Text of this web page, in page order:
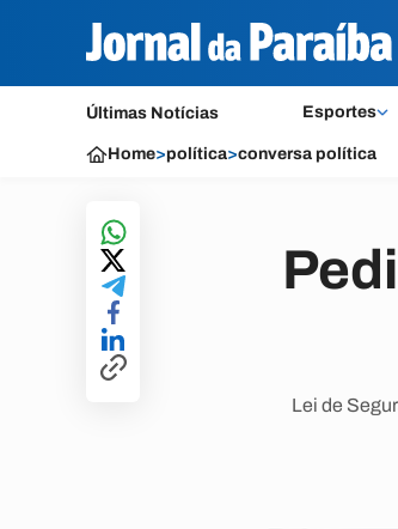
Últimas Notícias Esportes
Home>política>conversa política
Lei de